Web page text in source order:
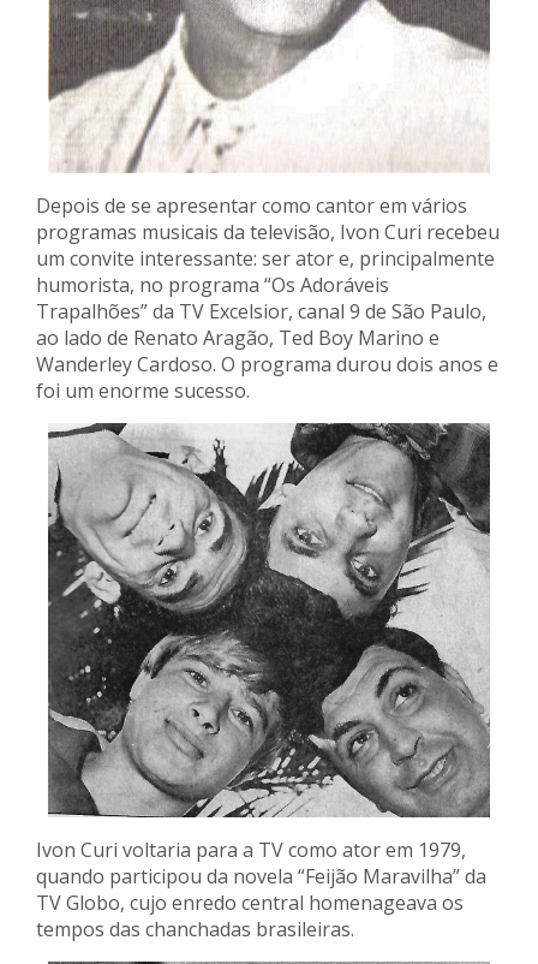
Depois de se apresentar como cantor em vários
programas musicais da televisão, Ivon Curi recebeu
um convite interessante: ser ator e, principalmente
humorista, no programa “Os Adoráveis
Trapalhões” da TV Excelsior, canal 9 de São Paulo,
ao lado de Renato Aragão, Ted Boy Marino e
Wanderley Cardoso. O programa durou dois anos e
foi um enorme sucesso.
Ivon Curi voltaria para a TV como ator em 1979,
quando participou da novela “Feijão Maravilha” da
TV Globo, cujo enredo central homenageava os
tempos das chanchadas brasileiras.